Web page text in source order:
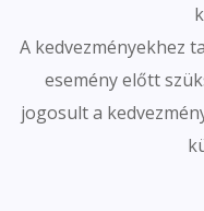
A kedvezményekhez
esemény előtt
jogosult a